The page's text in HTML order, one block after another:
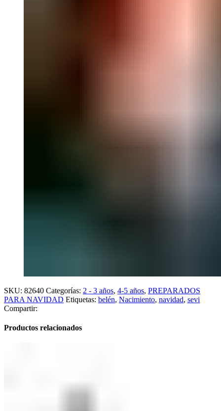
SKU: 82640 Categorías: 2 - 3 años, 4-5 años, PREPARADOS
PARA NAVIDAD Etiquetas: belén, Nacimiento, navidad, sevi
Compartir:
Productos relacionados